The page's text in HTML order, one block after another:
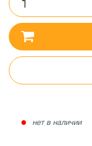
● нет в наличии